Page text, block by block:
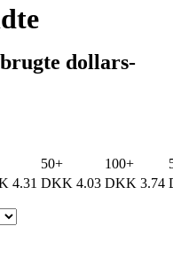
dollars-
50+ 100+
4.31 DKK 4.03 DKK 3.74